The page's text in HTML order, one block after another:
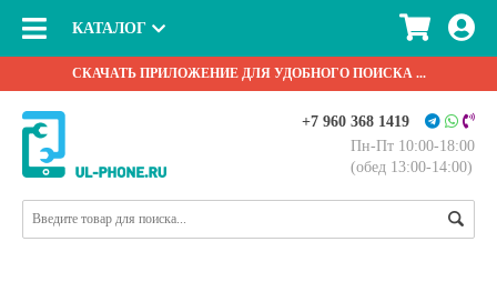
СКАЧАТЬ ПРИЛОЖЕНИЕ ДЛЯ УДОБНОГО ПОИСКА ...
+7 960 368 1419
Пн-Пт 10:00-18:00
(обед 13:00-14:00)
КАТАЛОГ